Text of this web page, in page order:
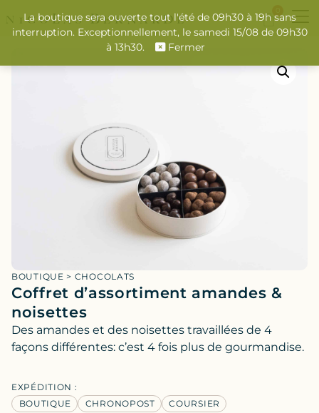
BOUTIQUE > CHOCOLATS
Coffret d’assortiment amandes &
noisettes
Des amandes et des noisettes travaillées de 4
façons différentes: c’est 4 fois plus de gourmandise.
EXPÉDITION :
BOUTIQUE
CHRONOPOST COURSIER
La boutique sera ouverte tout l'été de 09h30 à 19h sans
interruption. Exceptionnellement, le samedi 15/08 de 09h30
à 13h30.
Fermer